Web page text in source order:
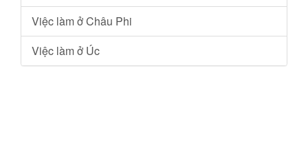
Việc làm ở Châu Phi
Việc làm ở Úc